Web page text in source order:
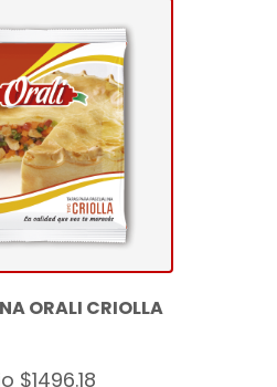
ORALI CRIOLLA
$1496.18